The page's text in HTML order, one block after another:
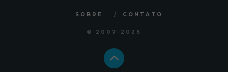
SOBRE CONTATO
© 2007 -2026